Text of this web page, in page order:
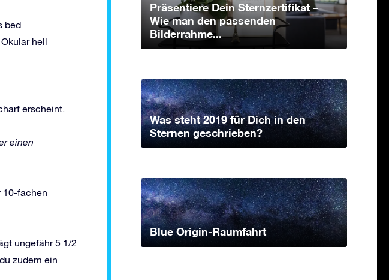
bed
hell
erscheint.
einen
10-fachen
ungefähr 5 1/2
zudem ein
Präsentiere Dein Sternzertifikat –
Wie man den passenden
Bilderrahme...
Was steht 2019 für Dich in den
Sternen geschrieben?
Blue Origin-Raumfahrt